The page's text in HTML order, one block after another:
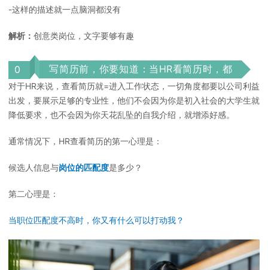
-这样的描述就一点脑洞都没有
解析： 创意类岗位，文字要够有趣
0
2
写简历前，你要知道：当HR看简历时，都
在看什么？
对于HR来说，查看简历就=进入工作状态，一切角度都要以公司利益
出发，要展示足够的专业性，他们不会因为你是初入社会的大学生就
降低要求，也不会因为你天花乱坠的自我介绍，就增添好感。
通常情况下，HR查看简历的第一心理是：
候选人信息与岗位的匹配度是多少？
第二心理是：
当职位匹配度不高时，你又有什么可以打动我？